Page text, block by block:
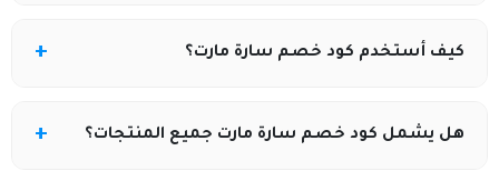
يمكنك الحصول على أحدث كود خصم من خلال موقع
كيف أستخدم كود خصم سارة مارت؟
أضف المنتجات إلى سلة التسوق، ثم أدخل الكود في خانة
هل يشمل كود خصم سارة مارت جميع المنتجات؟